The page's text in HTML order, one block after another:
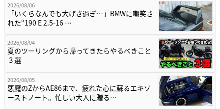
2026/08/06
「いくらなんでも大げさ過ぎ…」BMWに嘲笑さ
れた“190 E 2.5-16 …
2026/08/04
夏のツーリングから帰ってきたらやるべきこと
３選
2026/08/05
悪魔のZからAE86まで、疲れた心に蘇るエキゾ
ーストノート。忙しい大人に贈る…